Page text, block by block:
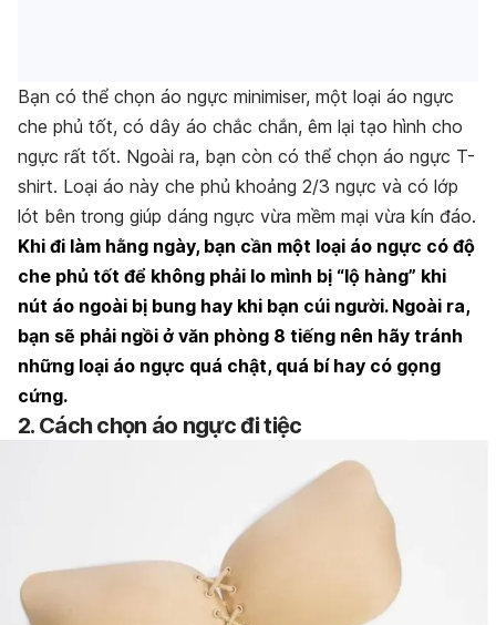
Bạn có thể chọn áo ngực minimiser, một loại áo ngực
che phủ tốt, có dây áo chắc chắn, êm lại tạo hình cho
ngực rất tốt. Ngoài ra, bạn còn có thể chọn áo ngực T-
shirt. Loại áo này che phủ khoảng 2/3 ngực và có lớp
lót bên trong giúp dáng ngực vừa mềm mại vừa kín đáo.
Khi đi làm hằng ngày, bạn cần một loại áo ngực có độ
che phủ tốt để không phải lo mình bị “lộ hàng” khi
nút áo ngoài bị bung hay khi bạn cúi người. Ngoài ra,
bạn sẽ phải ngồi ở văn phòng 8 tiếng nên hãy tránh
những loại áo ngực quá chật, quá bí hay có gọng
cứng.
2.Cách chọn áo ngực đi tiệc